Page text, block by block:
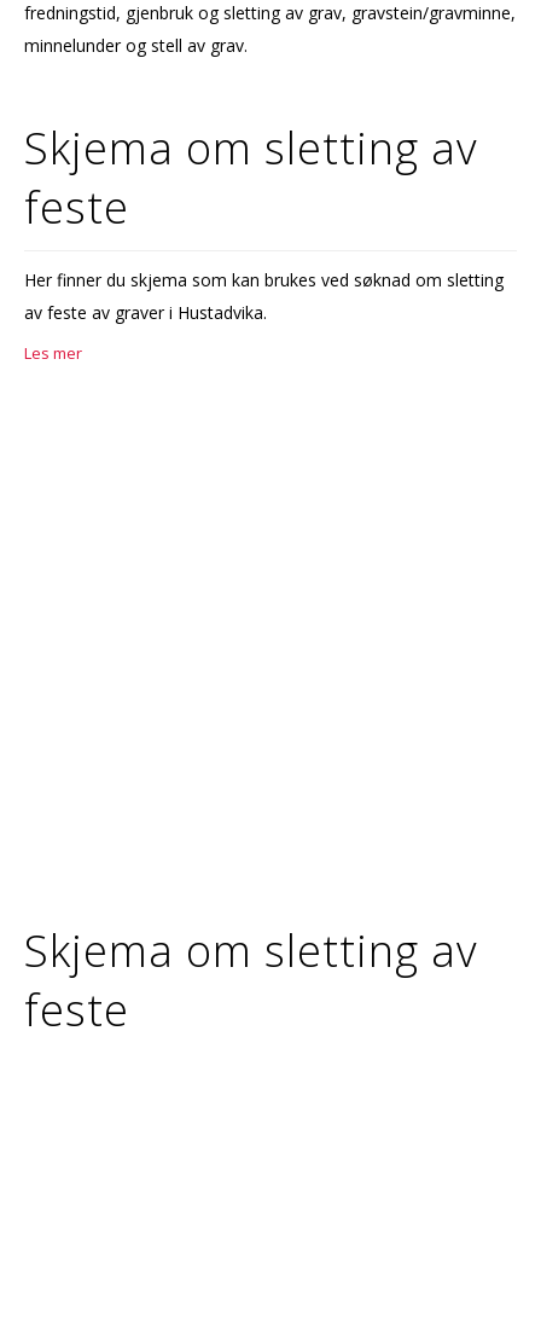
fredningstid, gjenbruk og sletting av grav, gravstein/gravminne,
minnelunder og stell av grav.
Skjema om sletting av
feste
Her finner du skjema som kan brukes ved søknad om sletting
av feste av graver i Hustadvika.
Les mer
Skjema om sletting av
feste